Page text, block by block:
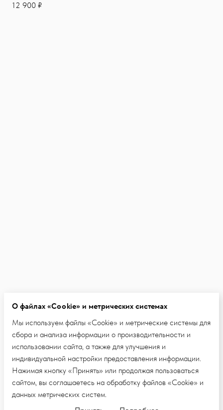
12 900 ₽
О файлах «Cookie» и метрических системах
Мы используем файлы «Cookie» и метрические системы для
сбора и анализа информации о производительности и
использовании сайта, а также для улучшения и
индивидуальной настройки предоставления информации.
Нажимая кнопку «Принять» или продолжая пользоваться
сайтом, вы соглашаетесь на обработку файлов «Cookie» и
данных метрических систем.